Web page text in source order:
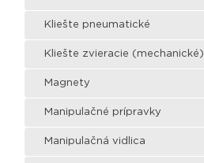
Kliešte pneumatické
Kliešte zvieracie (mechanické)
Magnety
Manipulačné prípravky
Manipulačná vidlica